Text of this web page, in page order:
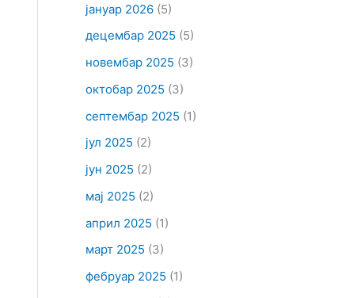
јануар 2026(5)
децембар 2025 (5)
новембар 2025 (3)
октобар 2025 (3)
септембар 2025 (1)
јул 2025 (2)
јун 2025 (2)
мај 2025 (2)
април 2025 (1)
март 2025 (3)
фебруар 2025 (1)